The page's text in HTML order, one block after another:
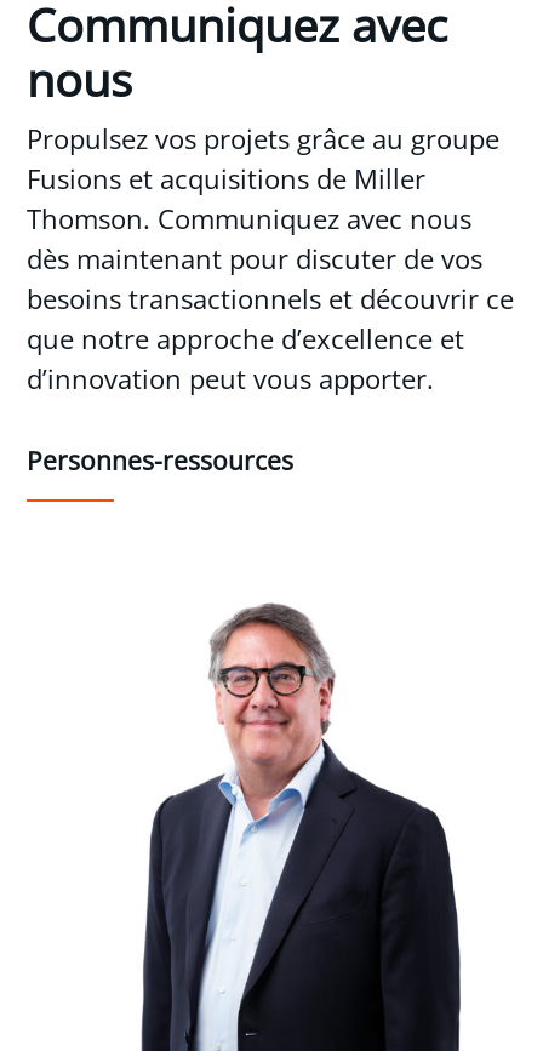
Communiquez avec
nous
Propulsez vos projets grâce au groupe
Fusions et acquisitions de Miller
Thomson. Communiquez avec nous
dès maintenant pour discuter de vos
besoins transactionnels et découvrir ce
que notre approche d’excellence et
d’innovation peut vous apporter.
Personnes-ressources